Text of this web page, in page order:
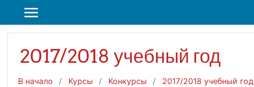
БОКОВАЯ ПАНЕЛЬ
2017/2018 учебный год
В начало Курсы Конкурсы 2017/2018 учебный год